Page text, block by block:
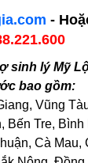
-
sinh lý Mỹ
bao gồm:
Vũng
Bến Tre,
Cà Mau,